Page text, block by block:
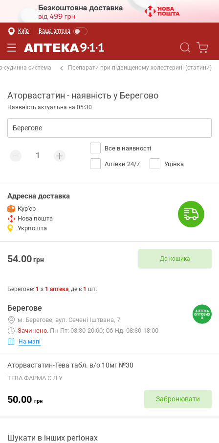
Київ Ваша аптека
судинна система Препарати при підвищеному холестерині (статини)
Аторвастатин - наявність у Берегово
Наявність актуальна на 05:30
Все в наявності
Аптеки 24/7 Уцінка
Адресна доставка
Кур'єр
Нова пошта
Укрпошта
54.00грн До кошика
Берегове: 1 з 1 аптека, де є 1 шт.
Берегове
м. Берегове, вул. Сечені Іштвана, 7
Зачинено. Пн-Пт: 08:30-20:00; Сб-Нд: 08:30-18:00
На мапі
Аторвастатин-Тева табл. в/о 10мг №30
ТЕВА ФАРМА С.Л.У.
50.00 грн Забронювати
Шукати в інших регіонах